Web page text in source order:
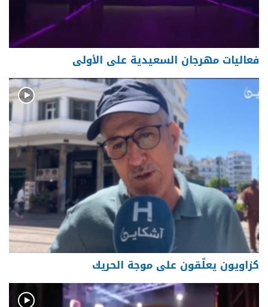
فعاليات مهرجان السعيدية على الأولى
كزاويون يعلّقون على موجة الحريك